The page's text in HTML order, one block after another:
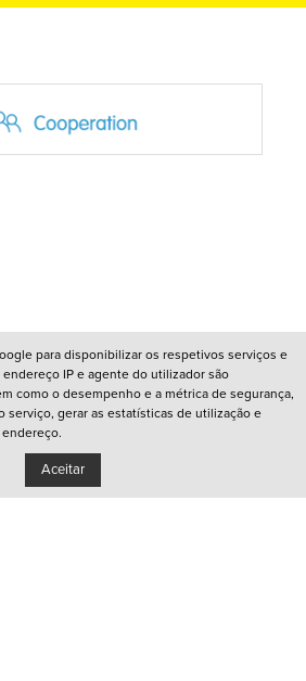
para disponibilizar os respetivos serviços e
endereço IP e agente do utilizador são
como o desempenho e a métrica de segurança,
serviço, gerar as estatísticas de utilização e
Aceitar